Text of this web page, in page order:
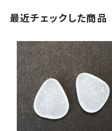
最近チェックした商品